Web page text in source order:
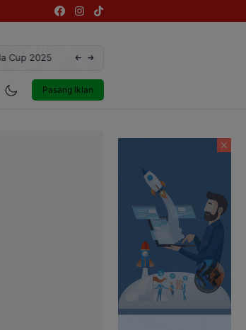
Cup 2025 Terekam CCTV, Pelaku Curanmor di
Pasang Iklan